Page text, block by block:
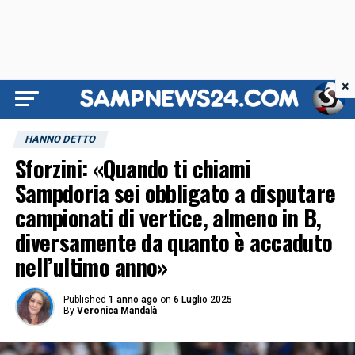
HANNO DETTO
Sforzini: «Quando ti chiami
Sampdoria sei obbligato a disputare
campionati di vertice, almeno in B,
diversamente da quanto è accaduto
nell’ultimo anno»
Published 1 anno ago on 6 Luglio 2025
By Veronica Mandalà
×